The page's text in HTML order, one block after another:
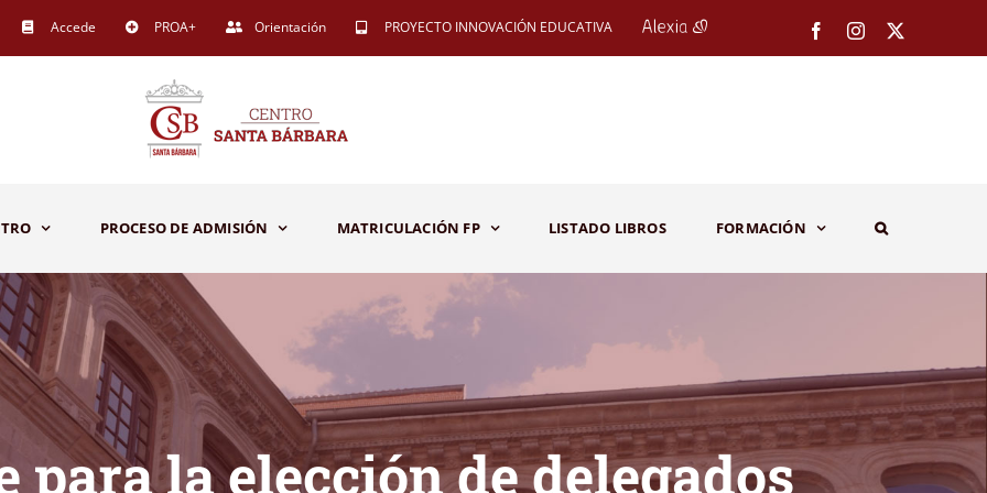
Accede PROA+ Orientación PROYECTO INNOVACIÓN EDUCATIVA FacebookInstagram
PROCESO DE ADMISIÓN MATRICULACIÓN FP LISTADO LIBROS FORMACIÓN
para la elección de delegados